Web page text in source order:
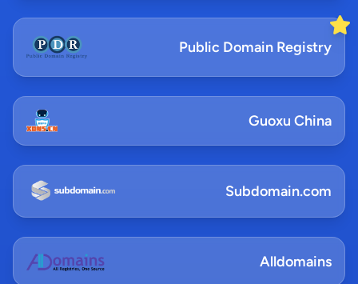
Public Domain Registry
Guoxu China
Subdomain.com
Alldomains